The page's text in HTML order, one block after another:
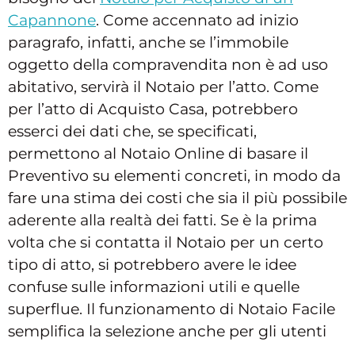
Capannone. Come accennato ad inizio
paragrafo, infatti, anche se l’immobile
oggetto della compravendita non è ad uso
abitativo, servirà il Notaio per l’atto. Come
per l’atto di Acquisto Casa, potrebbero
esserci dei dati che, se specificati,
permettono al Notaio Online di basare il
Preventivo su elementi concreti, in modo da
fare una stima dei costi che sia il più possibile
aderente alla realtà dei fatti. Se è la prima
volta che si contatta il Notaio per un certo
tipo di atto, si potrebbero avere le idee
confuse sulle informazioni utili e quelle
superflue. Il funzionamento di Notaio Facile
semplifica la selezione anche per gli utenti